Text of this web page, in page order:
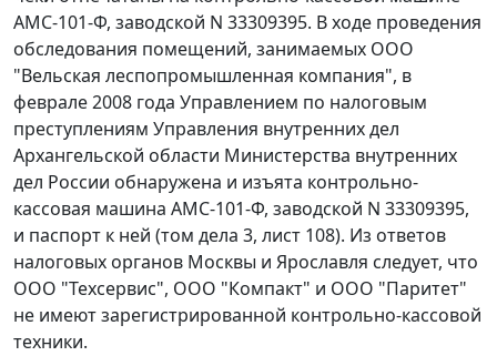
АМС-101-Ф, заводской N 33309395. В ходе проведения
обследования помещений, занимаемых ООО
"Вельская леспопромышленная компания", в
феврале 2008 года Управлением по налоговым
преступлениям Управления внутренних дел
Архангельской области Министерства внутренних
дел России обнаружена и изъята контрольно-
кассовая машина АМС-101-Ф, заводской N 33309395,
и паспорт к ней (том дела 3, лист 108). Из ответов
налоговых органов Москвы и Ярославля следует, что
ООО "Техсервис", ООО "Компакт" и ООО "Паритет"
не имеют зарегистрированной контрольно-кассовой
техники.